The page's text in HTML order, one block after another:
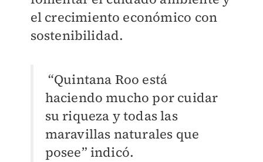
el crecimiento económico con
sostenibilidad.
“Quintana Roo está
haciendo mucho por cuidar
su riqueza y todas las
maravillas naturales que
posee” indicó.